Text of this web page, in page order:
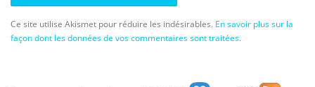
Ce site utilise Akismet pour réduire les indésirables. En savoir plus sur la
façon dont les données de vos commentaires sont traitées.